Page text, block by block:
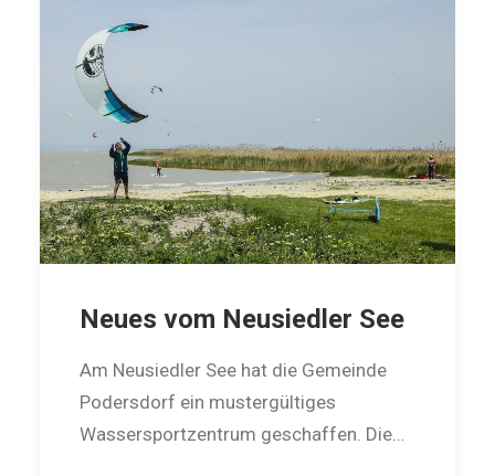
Neues vom Neusiedler See
Am Neusiedler See hat die Gemeinde
Podersdorf ein mustergültiges
Wassersportzentrum geschaffen. Die…